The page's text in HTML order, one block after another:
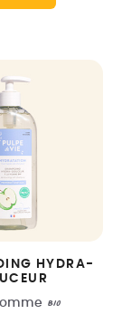
HYDRA-
BIO